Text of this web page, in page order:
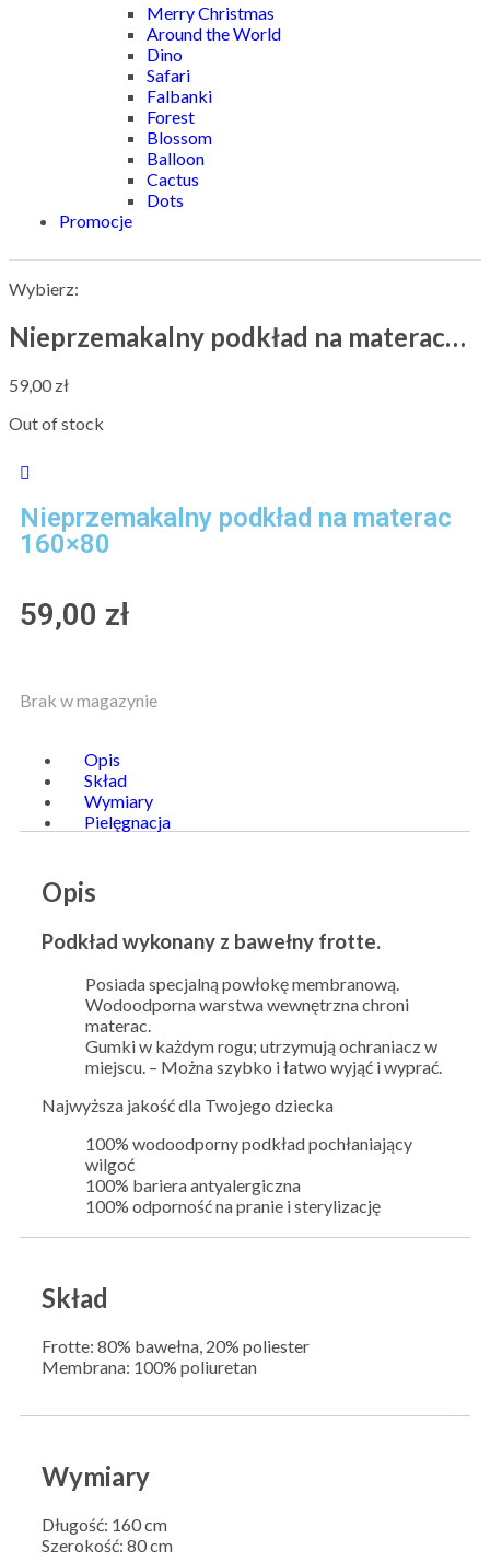
Merry Christmas
Around the World
Dino
Safari
Falbanki
Forest
Blossom
Balloon
Cactus
Dots
Promocje
Wybierz:
Nieprzemakalny podkład na materac…
59,00 zł
Out of stock
Nieprzemakalny podkład na materac
160×80
59,00 zł
Brak w magazynie
Opis
Skład
Wymiary
Pielęgnacja
Opis
Podkład wykonany z bawełny frotte.
Posiada specjalną powłokę membranową.
Wodoodporna warstwa wewnętrzna chroni
materac.
Gumki w każdym rogu; utrzymują ochraniacz w
miejscu. – Można szybko i łatwo wyjąć i wyprać.
Najwyższa jakość dla Twojego dziecka
100% wodoodporny podkład pochłaniający
wilgoć
100% bariera antyalergiczna
100% odporność na pranie i sterylizację
Skład
Frotte: 80% bawełna, 20% poliester
Membrana: 100% poliuretan
Wymiary
Długość: 160 cm
Szerokość: 80 cm